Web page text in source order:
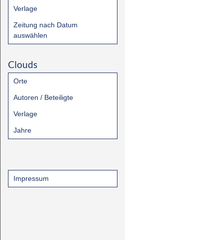
Verlage
Zeitung nach Datum
auswählen
Clouds
Orte
Autoren / Beteiligte
Verlage
Jahre
Impressum